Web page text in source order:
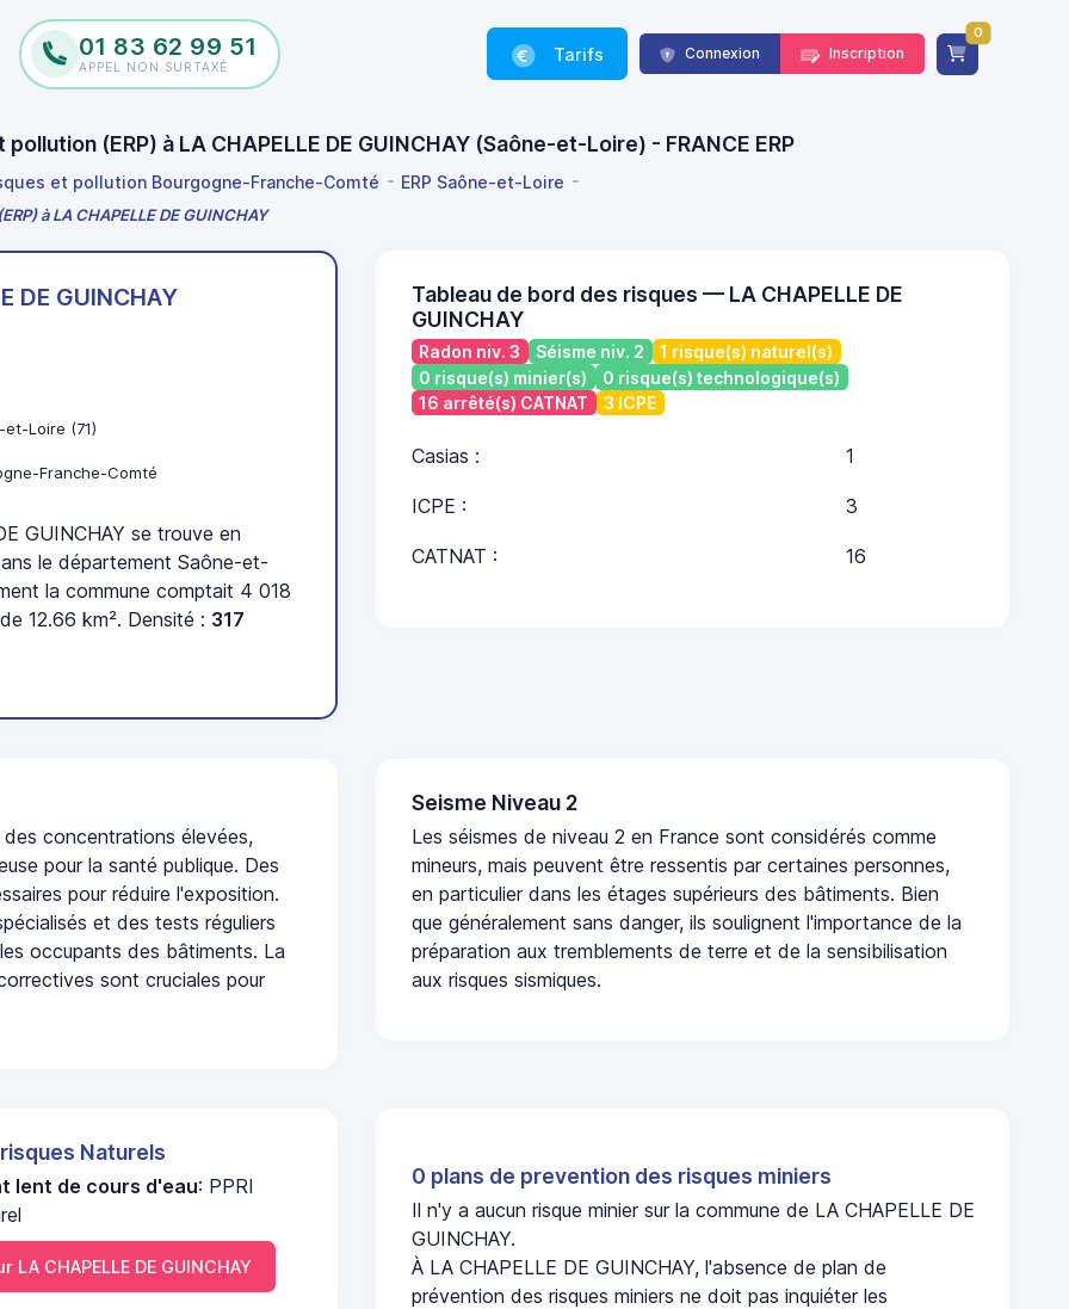
01 83 62 99 51
APPEL NON SURTAXÉ
Tarifs Connexion Inscription
0
(ERP) à LA CHAPELLE DE GUINCHAY (Saône-et-Loire) - FRANCE ERP
et pollution Bourgogne-Franche-Comté ERP Saône-et-Loire
à LA CHAPELLE DE GUINCHAY
DE GUINCHAY
et-Loire (71)
Franche-Comté
GUINCHAY se trouve en
le département Saône-et-
la commune comptait 4 018
12.66 km². Densité : 317
Tableau de bord des risques — LA CHAPELLE DE
GUINCHAY
Radon niv. 3 Séisme niv. 2
1 risque(s) naturel(s)
0 risque(s) minier(s)
0 risque(s) technologique(s)
16 arrêté(s) CATNAT
3 ICPE
Casias : 1
ICPE : 3
CATNAT : 16
concentrations élevées,
pour la santé publique. Des
pour réduire l'exposition.
et des tests réguliers
occupants des bâtiments. La
sont cruciales pour
Seisme Niveau 2
Les séismes de niveau 2 en France sont considérés comme
mineurs, mais peuvent être ressentis par certaines personnes,
en particulier dans les étages supérieurs des bâtiments. Bien
que généralement sans danger, ils soulignent l'importance de la
préparation aux tremblements de terre et de la sensibilisation
aux risques sismiques.
Naturels
lent de cours d'eau: PPRI
LA CHAPELLE DE GUINCHAY
0 plans de prevention des risques miniers
Il n'y a aucun risque minier sur la commune de LA CHAPELLE DE
GUINCHAY.
À LA CHAPELLE DE GUINCHAY, l'absence de plan de
prévention des risques miniers ne doit pas inquiéter les